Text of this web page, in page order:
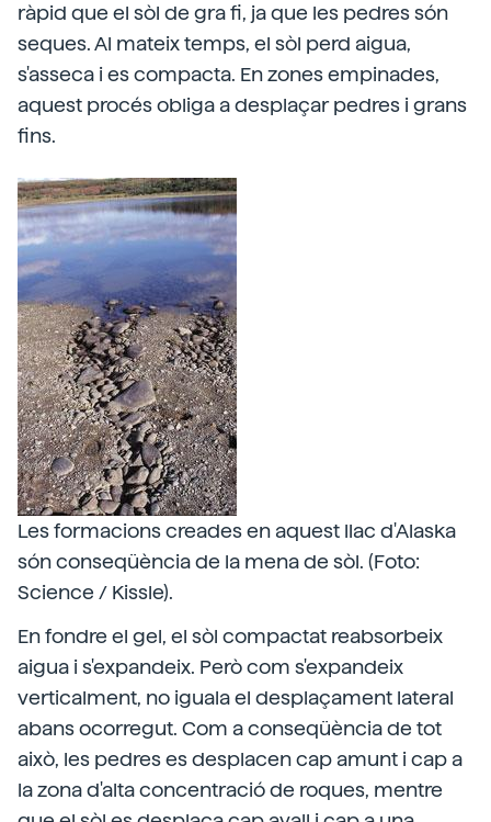
ràpid que el sòl de gra fi, ja que les pedres són
seques. Al mateix temps, el sòl perd aigua,
s'asseca i es compacta. En zones empinades,
aquest procés obliga a desplaçar pedres i grans
fins.
Les formacions creades en aquest llac d'Alaska
són conseqüència de la mena de sòl. (Foto:
Science / Kissle).
En fondre el gel, el sòl compactat reabsorbeix
aigua i s'expandeix. Però com s'expandeix
verticalment, no iguala el desplaçament lateral
abans ocorregut. Com a conseqüència de tot
això, les pedres es desplacen cap amunt i cap a
la zona d'alta concentració de roques, mentre